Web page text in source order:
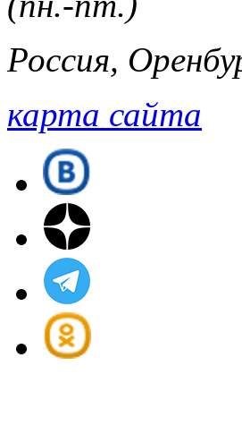
Россия,
карта сайта